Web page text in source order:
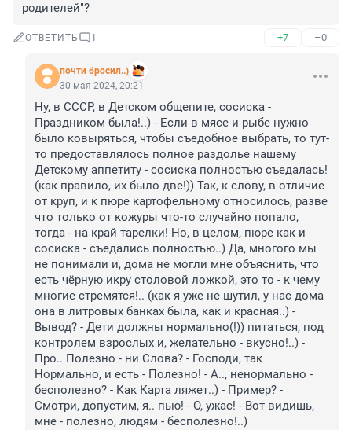
родителей"?
ОТВЕТИТЬ 1 +7 –0
почти бросил..)
30 мая 2024, 20:21
Ну, в СССР, в Детском общепите, сосиска -
Праздником была!..) - Если в мясе и рыбе нужно
было ковыряться, чтобы съедобное выбрать, то тут-
то предоставлялось полное раздолье нашему
Детскому аппетиту - сосиска полностью съедалась!
(как правило, их было две!)) Так, к слову, в отличие
от круп, и к пюре картофельному относилось, разве
что только от кожуры что-то случайно попало,
тогда - на край тарелки! Но, в целом, пюре как и
сосиска - съедались полностью..) Да, многого мы
не понимали и, дома не могли мне объяснить, что
есть чёрную икру столовой ложкой, это то - к чему
многие стремятся!.. (как я уже не шутил, у нас дома
она в литровых банках была, как и красная..) -
Вывод? - Дети должны нормально(!)) питаться, под
контролем взрослых и, желательно - вкусно!..) -
Про.. Полезно - ни Слова? - Господи, так
Нормально, и есть - Полезно! - А.., ненормально -
бесполезно? - Как Карта ляжет..) - Пример? -
Смотри, допустим, я.. пью! - О, ужас! - Вот видишь,
мне - полезно, людям - бесполезно!..)